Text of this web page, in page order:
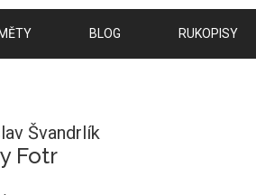
BLOG RUKOPISY
Švandrlík
Fotr